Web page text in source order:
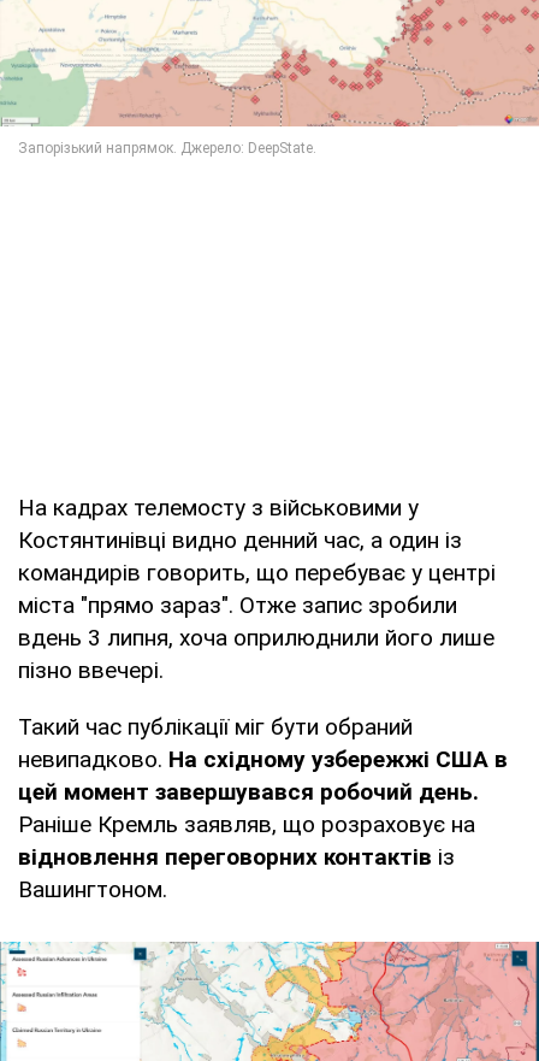
На кадрах телемосту з військовими у
Костянтинівці видно денний час, а один із
командирів говорить, що перебуває у центрі
міста "прямо зараз". Отже запис зробили
вдень 3 липня, хоча оприлюднили його лише
пізно ввечері.
Такий час публікації міг бути обраний
невипадково. На східному узбережжі США в
цей момент завершувався робочий день.
Раніше Кремль заявляв, що розраховує на
відновлення переговорних контактів із
Вашингтоном.